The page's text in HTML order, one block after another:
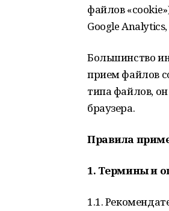
файлов
Google
Большинство
прием файлов
типа файлов,
браузера.
Правила
1. Термины и
1.1.